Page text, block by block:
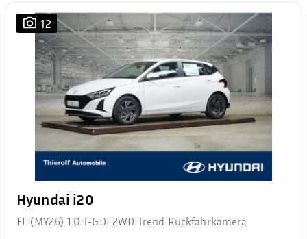
12
Hyundai i20
FL (MY26) 1.0 T-GDI 2WD Trend Rückfahrkamera